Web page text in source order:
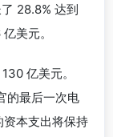
28.8% 达到
美元。
亿美元。
的最后一次电
本支出将保持